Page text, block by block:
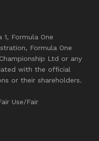
Formula One
Formula One
Ltd or any
with the official
or their shareholders.
Use/Fair